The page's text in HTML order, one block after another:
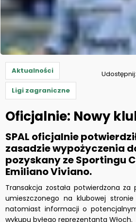
Aktualności
Ligi zagraniczne
Udostępnij:
Oficjalnie: Nowy
SPAL oficjalnie
zasadzie wypożyczenia
pozyskany ze Sportingu
Emiliano Viviano.
Transakcja została potwierdzona
umieszczonego na klubowej
natomiast informacji o
wykupu byłego reprezentanta Włoch.